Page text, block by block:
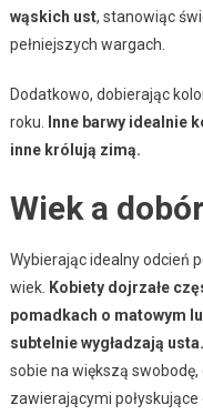
wąskich ust, stanowiąc
pełniejszych wargach.
Dodatkowo, dobierając
roku.
Inne barwy idealnie
inne królują zimą.
Wiek a
Wybierając idealny odcień
wiek. Kobiety dojrzałe
pomadkach o matowym
subtelnie wygładzają usta.
sobie na większą
zawierającymi